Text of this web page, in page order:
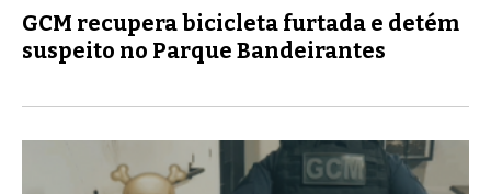
GCM recupera bicicleta furtada e detém
suspeito no Parque Bandeirantes